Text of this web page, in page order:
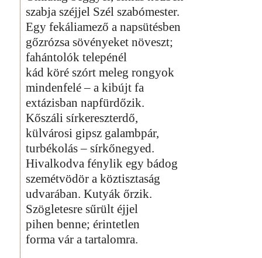
szabja széjjel Szél szabómester.
Egy fekáliamező a napsütésben
gőzrózsa sövényeket növeszt;
fahántolók telepénél
kád köré szórt meleg rongyok
mindenfelé – a kibújt fa
extázisban napfürdőzik.
Kőszáli sírkereszterdő,
külvárosi gipsz galambpár,
turbékolás – sírkőnegyed.
Hivalkodva fénylik egy bádog
szemétvödör a köztisztaság
udvarában. Kutyák őrzik.
Szögletesre sűrült éjjel
pihen benne; érintetlen
forma vár a tartalomra.